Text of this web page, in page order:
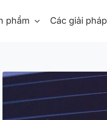
phẩm Các giải pháp